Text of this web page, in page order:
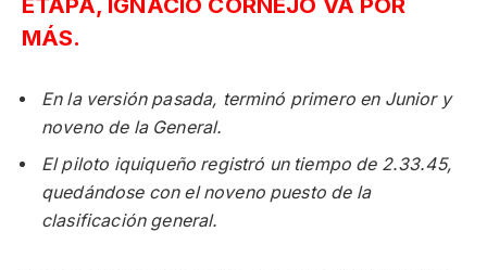
MÁS.
En la versión pasada, terminó primero en Junior y
noveno de la General.
El piloto iquiqueño registró un tiempo de 2.33.45,
quedándose con el noveno puesto de la
clasificación general.